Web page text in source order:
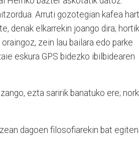
Arruti gozotegian kafea
denak elkarrekin joango dira; hortik
zein lau bailara edo parke
eskura GPS bidezko ibilbidearen
ezta saririk banatuko ere; nork
dagoen filosofiarekin bat egiten